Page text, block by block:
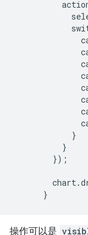
            }
          }
        });
操作可以是